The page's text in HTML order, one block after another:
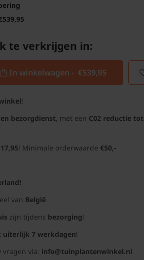
te verkrijgen in:
In winkelwagen - €539,95
!
bezorgdienst, met een C02 reductie tot
! Minimale orderwaarde €50,-
van België
zijn tijdens bezorging!
uiterlijk 7 werkdagen!
vragen via: info@tuinplantenwinkel.nl